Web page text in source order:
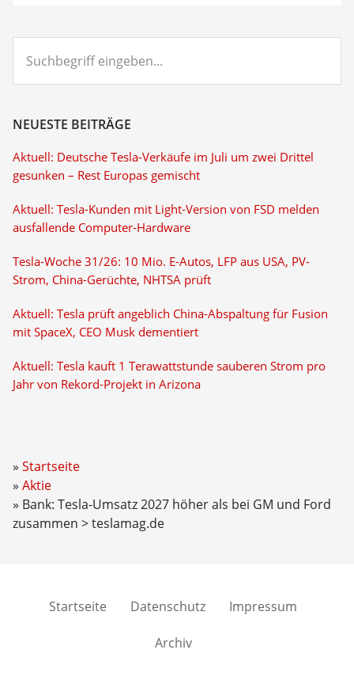
eingeben...
NEUESTE BEITRÄGE
Aktuell: Deutsche Tesla-Verkäufe im Juli um zwei Drittel
gesunken – Rest Europas gemischt
Aktuell: Tesla-Kunden mit Light-Version von FSD melden
ausfallende Computer-Hardware
Tesla-Woche 31/26: 10 Mio. E-Autos, LFP aus USA, PV-
Strom, China-Gerüchte, NHTSA prüft
Aktuell: Tesla prüft angeblich China-Abspaltung für Fusion
mit SpaceX, CEO Musk dementiert
Aktuell: Tesla kauft 1 Terawattstunde sauberen Strom pro
Jahr von Rekord-Projekt in Arizona
Startseite
Aktie
Bank: Tesla-Umsatz 2027 höher als bei GM und Ford
zusammen > teslamag.de
Startseite Datenschutz Impressum
Archiv